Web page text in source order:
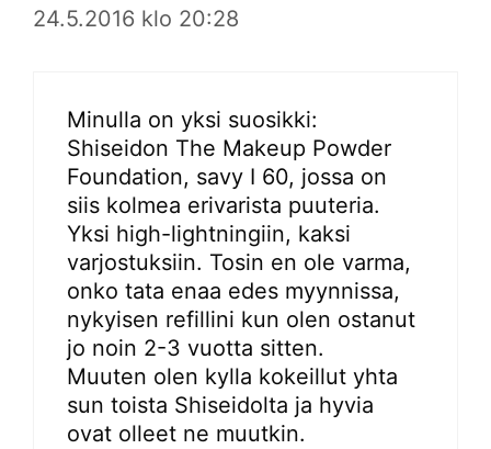
24.5.2016 klo 20:28
Minulla on yksi suosikki:
Shiseidon The Makeup Powder
Foundation, savy I 60, jossa on
siis kolmea erivarista puuteria.
Yksi high-lightningiin, kaksi
varjostuksiin. Tosin en ole varma,
onko tata enaa edes myynnissa,
nykyisen refillini kun olen ostanut
jo noin 2-3 vuotta sitten.
Muuten olen kylla kokeillut yhta
sun toista Shiseidolta ja hyvia
ovat olleet ne muutkin.